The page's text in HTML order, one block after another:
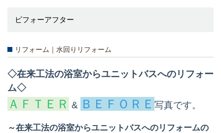
ビフォーアフター
リフォーム｜水回りリフォーム
◇在来工法の浴室からユニットバスへのリフォー
ム◇
ＡＦＴＥＲ & ＢＥＦＯＲＥ 写真です。
～在来工法の浴室からユニットバスへのリフォームの